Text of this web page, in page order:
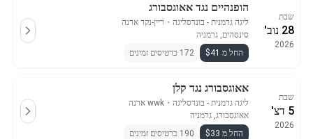
שבת
28 נוב'
2026
הופנהיים נגד אאוגסבורג
ליגה גרמנית - בונדסליגה ・ ריין-נקר ארנה
סינסהים, גרמניה
החל מ $41
172 כרטיסים זמינים
שבת
5 דצ'
2026
אאוגסבורג נגד קלן
ליגה גרמנית - בונדסליגה ・ wwk ארנה
אאוגסבורג, גרמניה
החל מ $33
190 כרטיסים זמינים